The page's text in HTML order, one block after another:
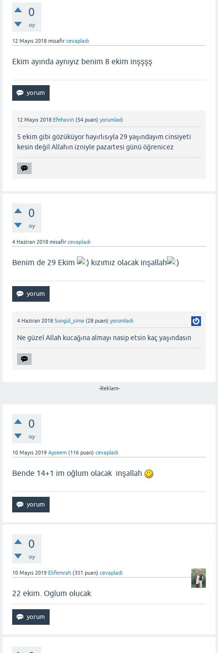
0
oy
12 Mayıs 2018 misafir cevapladı
Ekim ayında aynıyız benim 8 ekim inşşşş
12 Mayıs 2018 Efehavin (54 puan) yorumladı
5 ekim gibi gözüküyor hayırlısıyla 29 yaşındayım cinsiyeti
kesin değil Allahın izniyle pazartesi günü öğrenicez
0
oy
4 Haziran 2018 misafir cevapladı
Benim de 29 Ekim kızımız olacak inşallah
4 Haziran 2018 Songül_sima (28 puan) yorumladı
Ne güzel Allah kucağına almayı nasip etsin kaç yaşındasın
-Reklam-
0
oy
10 Mayıs 2019 Ayseem (116 puan) cevapladı
Bende 14+1 im oğlum olacak inşallah
0
oy
10 Mayıs 2019 Elifemrah (351 puan) cevapladı
22 ekim. Oglum olucak